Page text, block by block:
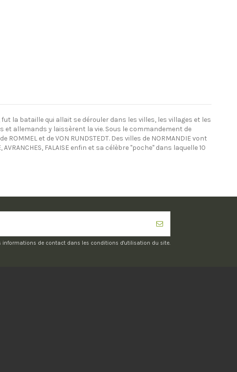
la bataille qui allait se dérouler dans les villes, les villages et les
et allemands y laissèrent la vie. Sous le commandement de
et de VON RUNDSTEDT. Des villes de NORMANDIE vont
FALAISE enfin et sa célèbre "poche" dans laquelle 10
informations de contact dans les conditions d'utilisation du site.